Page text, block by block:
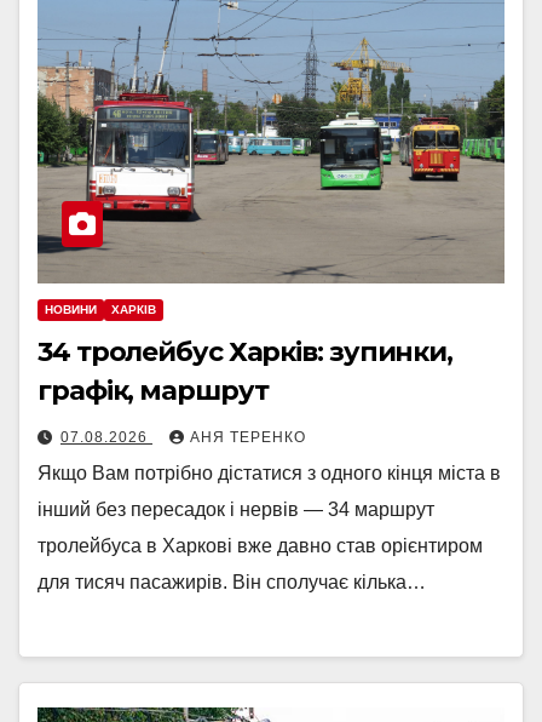
НОВИНИ ХАРКІВ
34 тролейбус Харків: зупинки,
графік, маршрут
07.08.2026 АНЯ ТЕРЕНКО
Якщо Вам потрібно дістатися з одного кінця міста в
інший без пересадок і нервів — 34 маршрут
тролейбуса в Харкові вже давно став орієнтиром
для тисяч пасажирів. Він сполучає кілька…